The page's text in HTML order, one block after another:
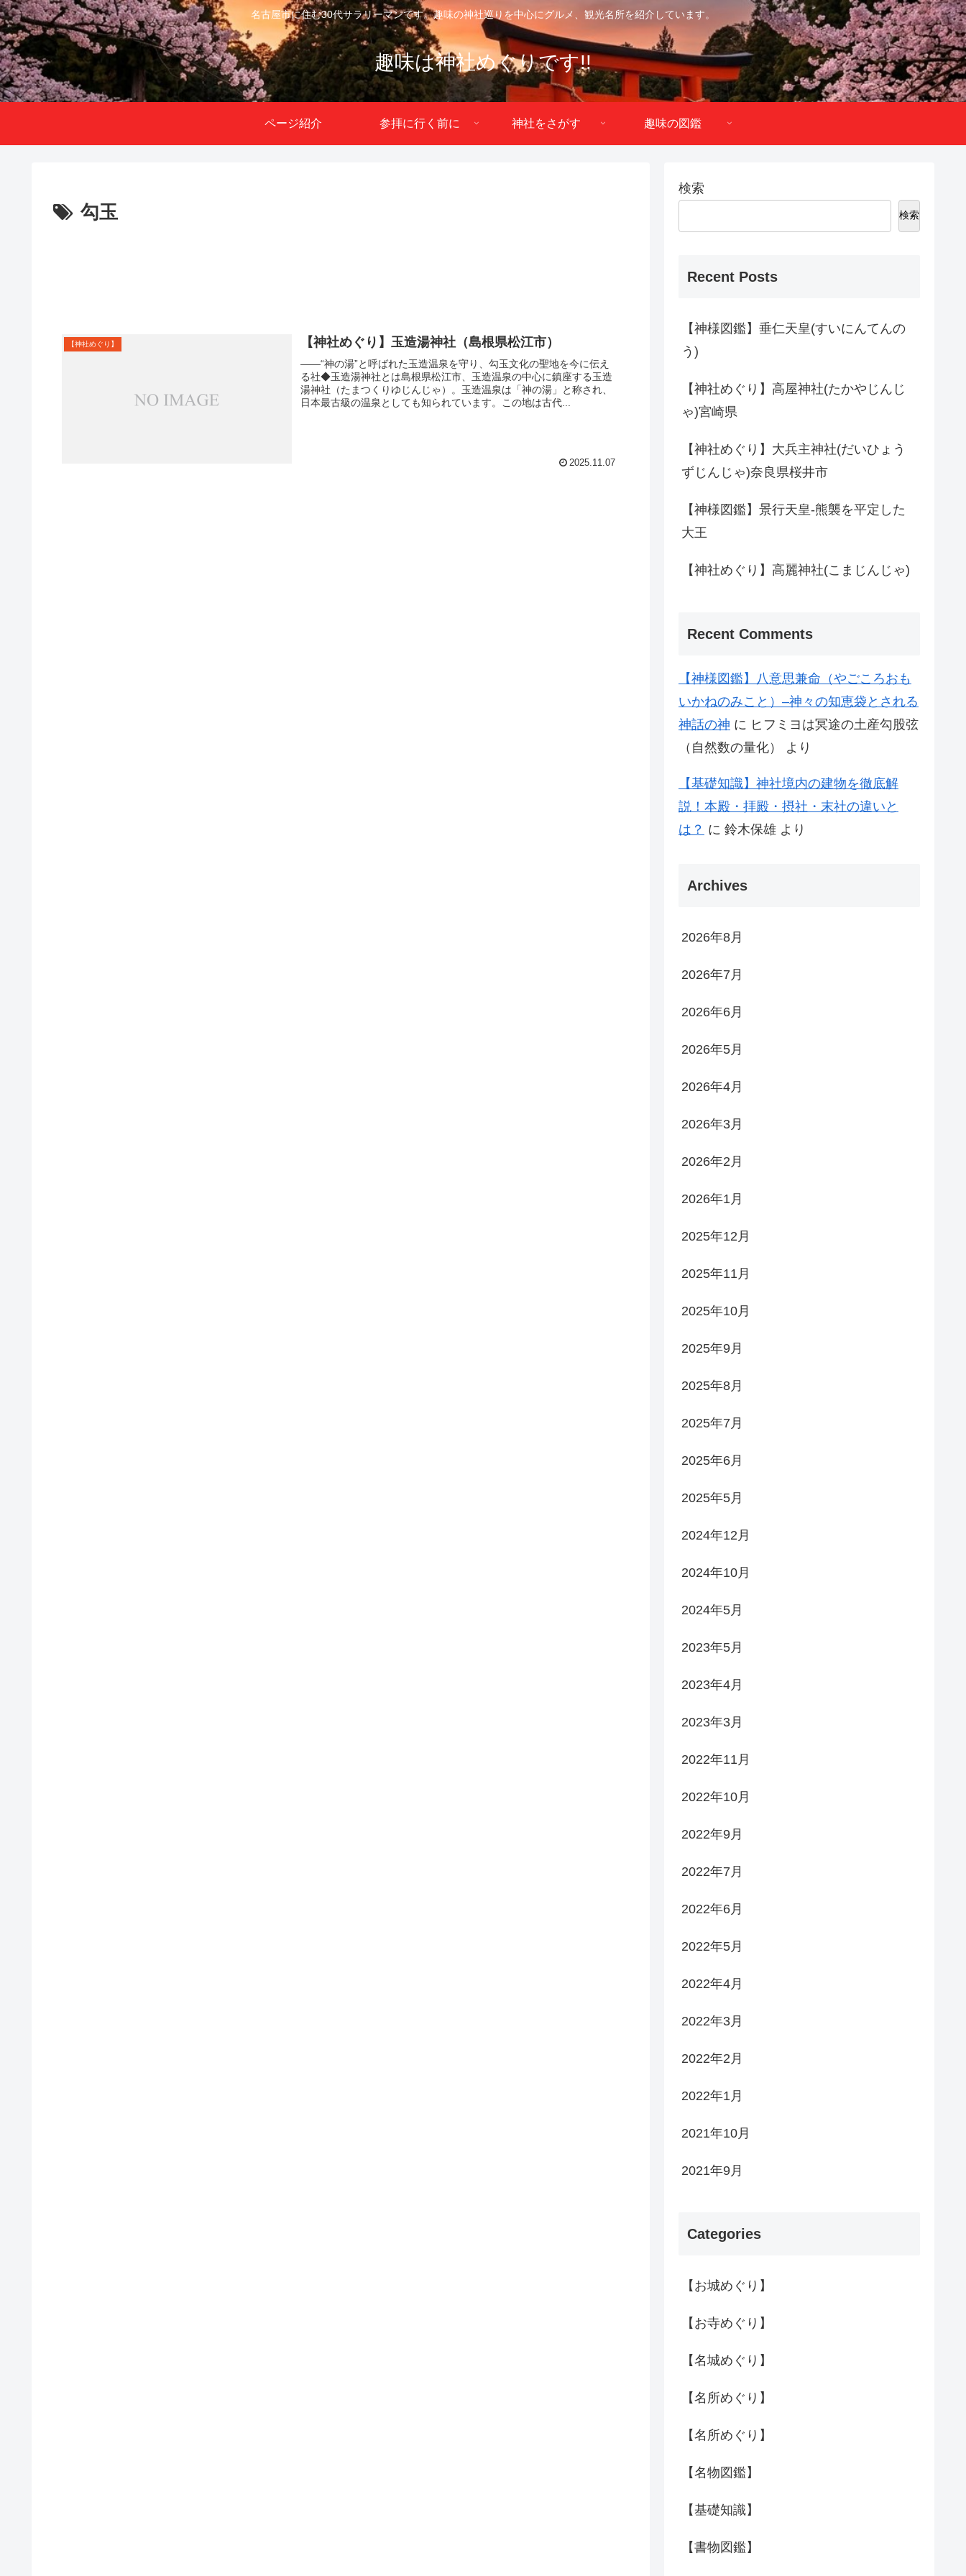
名古屋市に住む30代サラリーマンです。趣味の神社巡りを中心にグルメ、観光名所を紹介しています。
趣味は神社めぐりです!!
ページ紹介 参拝に行く前に 神社をさがす 趣味の図鑑
勾玉
【神社めぐり】 【神社めぐり】玉造湯神社（島根県松江市）
――“神の湯”と呼ばれた玉造温泉を守り、勾玉文化の聖地を今に伝え
る社◆玉造湯神社とは島根県松江市、玉造温泉の中心に鎮座する玉造
湯神社（たまつくりゆじんじゃ）。玉造温泉は「神の湯」と称され、
日本最古級の温泉としても知られています。この地は古代...
2025.11.07
検索
検索
Recent Posts
【神様図鑑】垂仁天皇(すいにんてんの
う)
【神社めぐり】高屋神社(たかやじんじ
ゃ)宮崎県
【神社めぐり】大兵主神社(だいひょう
ずじんじゃ)奈良県桜井市
【神様図鑑】景行天皇-熊襲を平定した
大王
【神社めぐり】高麗神社(こまじんじゃ)
Recent Comments
【神様図鑑】八意思兼命（やごころおも
いかねのみこと）–神々の知恵袋とされる
神話の神 に ヒフミヨは冥途の土産勾股弦
（自然数の量化）
より
【基礎知識】神社境内の建物を徹底解
説！本殿・拝殿・摂社・末社の違いと
は？ に 鈴木保雄 より
Archives
2026年8月
2026年7月
2026年6月
2026年5月
2026年4月
2026年3月
2026年2月
2026年1月
2025年12月
2025年11月
2025年10月
2025年9月
2025年8月
2025年7月
2025年6月
2025年5月
2024年12月
2024年10月
2024年5月
2023年5月
2023年4月
2023年3月
2022年11月
2022年10月
2022年9月
2022年7月
2022年6月
2022年5月
2022年4月
2022年3月
2022年2月
2022年1月
2021年10月
2021年9月
Categories
【お城めぐり】
【お寺めぐり】
【名城めぐり】
【名所めぐり】
【名所めぐり】
【名物図鑑】
【基礎知識】
【書物図鑑】